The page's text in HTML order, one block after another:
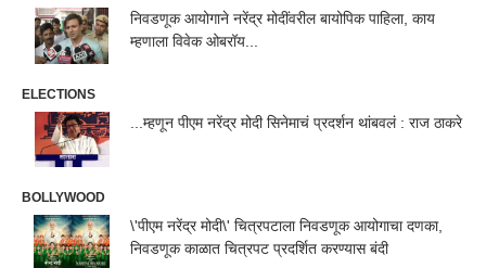
निवडणूक आयोगाने नरेंद्र मोदींवरील बायोपिक पाहिला, काय
म्हणाला विवेक ओबरॉय...
ELECTIONS
...म्हणून पीएम नरेंद्र मोदी सिनेमाचं प्रदर्शन थांबवलं : राज ठाकरे
BOLLYWOOD
\'पीएम नरेंद्र मोदी\' चित्रपटाला निवडणूक आयोगाचा दणका,
निवडणूक काळात चित्रपट प्रदर्शित करण्यास बंदी